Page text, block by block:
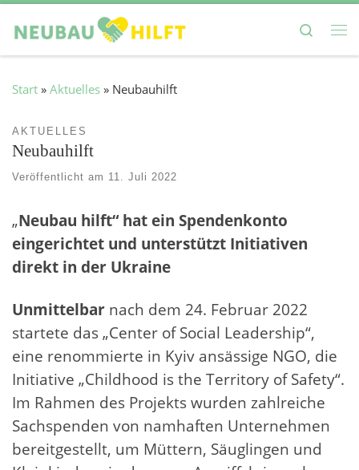
Zum Inhalt springen
Search
Start » Aktuelles » Neubauhilft
AKTUELLES
Neubauhilft
Veröffentlicht am 11. Juli 2022
„Neubau hilft“ hat ein Spendenkonto
eingerichtet und unterstützt Initiativen
direkt in der Ukraine
Unmittelbar nach dem 24. Februar 2022
startete das „Center of Social Leadership“,
eine renommierte in Kyiv ansässige NGO, die
Initiative „Childhood is the Territory of Safety“.
Im Rahmen des Projekts wurden zahlreiche
Sachspenden von namhaften Unternehmen
bereitgestellt, um Müttern, Säuglingen und